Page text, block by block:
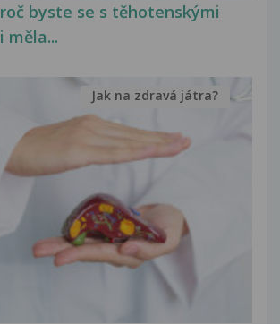
byste se s těhotenskými
měla...
Jak na zdravá játra?